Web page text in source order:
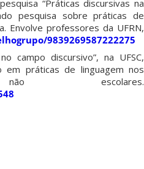
“Práticas discursivas na
pesquisa sobre práticas de
Envolve professores da UFRN,
9839269587222275
campo discursivo”, na UFSC,
em práticas de linguagem nos
escolares.